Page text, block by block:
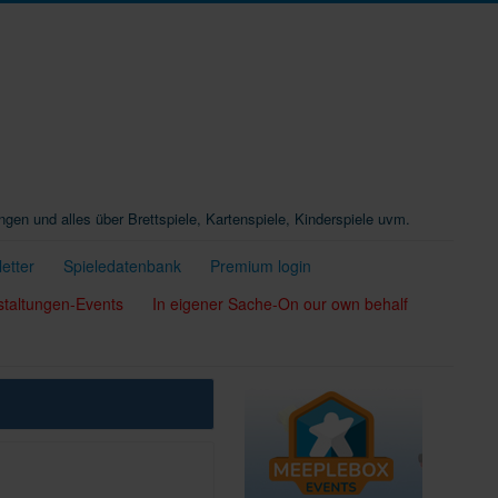
und alles über Brettspiele, Kartenspiele, Kinderspiele uvm.
Spieledatenbank
Premium login
Events
In eigener Sache-On our own behalf